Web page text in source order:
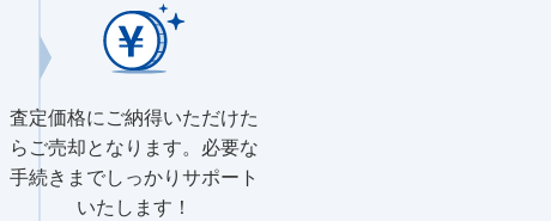
査定価格にご納得いただけた
らご売却となります。必要な
手続きまでしっかりサポート
いたします！